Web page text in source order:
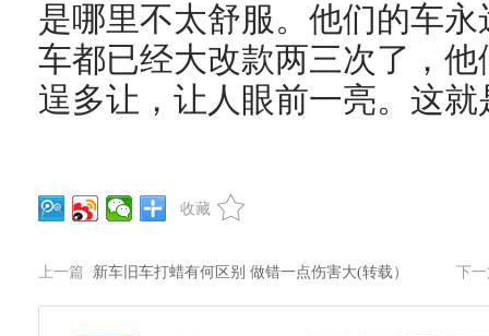
是哪里不太舒服。他们的车
车都已经大改款两三次了，
逞多让，让人眼前一亮。这
收藏
上一篇 新车旧车打蜡有何区别 做错一点伤害大(转载） 下